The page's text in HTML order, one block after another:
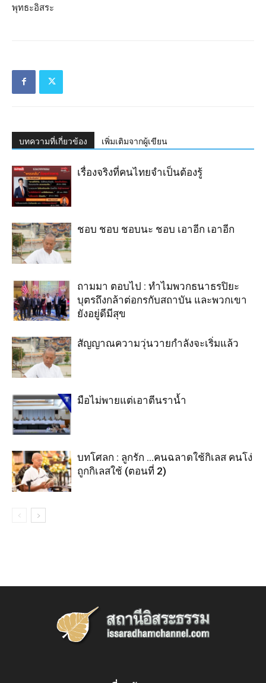
พุทธะอิสระ
บทความที่เกี่ยวข้อง เพิ่มเติมจากผู้เขียน
เรื่องจริงที่คนไทยจำเป็นต้องรู้
ชอบ ชอบ ชอบนะ ชอบ เอาอีก เอาอีก
ถามมา ตอบไป : ทำไมพวกธนาธรปิยะ
บุตรถึงกล้าต่อกรกับสถาบัน และพวกเขา
ยังอยู่ดีมีสุข
สัญญาณความวุ่นวายกำลังจะเริ่มแล้ว
มือไม่พายแต่เอาตีนราน้ำ
บทโศลก : ลูกรัก …คนฉลาดใช้กิเลส คนโง่
ถูกกิเลสใช้ (ตอนที่ 2)